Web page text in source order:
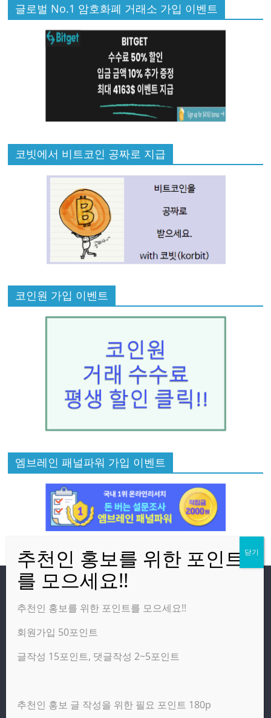
글로벌 No.1 암호화폐 거래소 가입 이벤트
코빗에서 비트코인 공짜로 지급
코인원 가입 이벤트
엠브레인 패널파워 가입 이벤트
방문자
온라인 방문자:13
오늘의 조회수:317
광고 제휴 홍보 일반 문의 : apptechgo@naver.com
추천인 홍보를 위한 포인트를 모으세요!!
회원가입 50포인트
글작성 15포인트, 댓글작성 2~5포인트
추천인 홍보 글 작성을 위한 필요 포인트 180p